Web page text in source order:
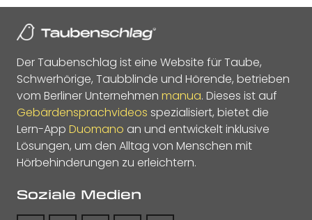
Der Taubenschlag ist eine Website für Taube,
Schwerhörige, Taubblinde und Hörende, betrieben
vom Berliner Unternehmen manua. Dieses ist auf
Gebärdensprachvideos spezialisiert, bietet die
Lern-App Duomano an und entwickelt inklusive
Lösungen, um den Alltag von Menschen mit
Hörbehinderungen zu erleichtern.
Soziale Medien